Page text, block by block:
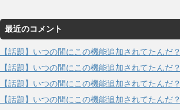
最近のコメント
【話題】いつの間にこの機能追加されてたんだ？
【話題】いつの間にこの機能追加されてたんだ？
【話題】いつの間にこの機能追加されてたんだ？
【話題】いつの間にこの機能追加されてたんだ？